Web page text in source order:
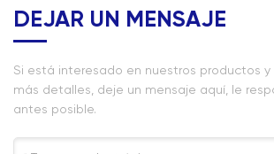
DEJAR UN MENSAJE
Si está interesado en nuestros productos
más detalles, deje un mensaje aquí, le
antes posible.